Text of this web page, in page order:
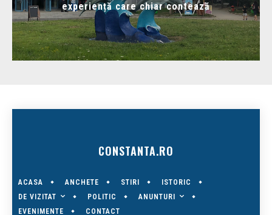
experiență care chiar contează
CONSTANTA.RO
ACASA ANCHETE STIRI
ISTORIC
DE VIZITAT
POLITIC
ANUNTURI
EVENIMENTE
CONTACT